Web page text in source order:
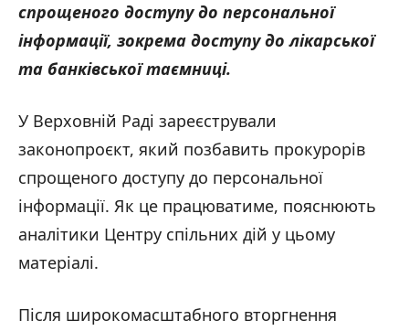
спрощеного доступу до персональної
інформації, зокрема доступу до лікарської
та банківської таємниці.
У Верховній Раді зареєстрували
законопроєкт, який позбавить прокурорів
спрощеного доступу до персональної
інформації. Як це працюватиме, пояснюють
аналітики Центру спільних дій у цьому
матеріалі.
Після широкомасштабного вторгнення